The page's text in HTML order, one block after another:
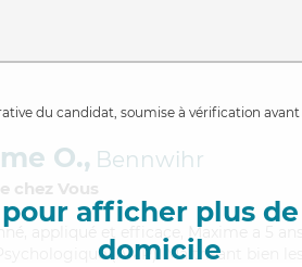
du candidat, soumise à vérification
afficher plus de
domicile
O., Bennwihr
chez Vous
, appliqué et efficace, Maxime a 5
(AMP). Maitrisant bien